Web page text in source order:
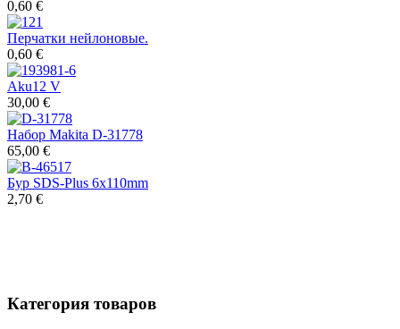
0,60 €
Перчатки нейлоновые.
0,60 €
Aku12 V
30,00 €
Набор Makita D-31778
65,00 €
Бур SDS-Plus 6x110mm
2,70 €
Категория товаров